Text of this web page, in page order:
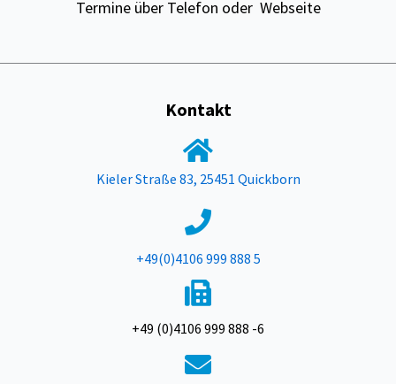
Termine über Telefon oder Webseite
Kontakt
Kieler Straße 83, 25451 Quickborn
+49(0)4106 999 888 5
+49 (0)4106 999 888 -6